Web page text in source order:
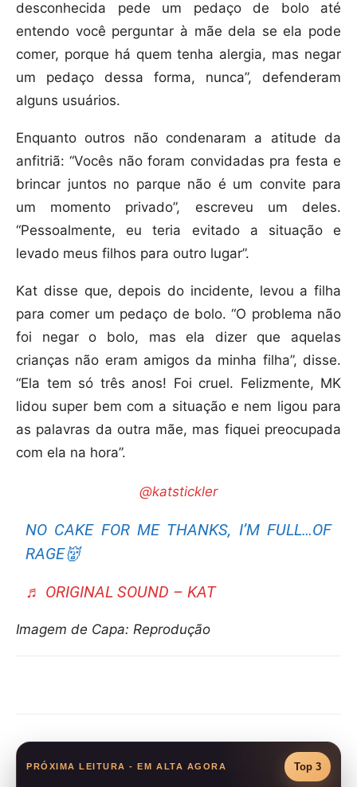
desconhecida pede um pedaço de bolo até
entendo você perguntar à mãe dela se ela pode
comer, porque há quem tenha alergia, mas negar
um pedaço dessa forma, nunca”, defenderam
alguns usuários.
Enquanto outros não condenaram a atitude da
anfitriã: “Vocês não foram convidadas pra festa e
brincar juntos no parque não é um convite para
um momento privado”, escreveu um deles.
“Pessoalmente, eu teria evitado a situação e
levado meus filhos para outro lugar”.
Kat disse que, depois do incidente, levou a filha
para comer um pedaço de bolo. “O problema não
foi negar o bolo, mas ela dizer que aquelas
crianças não eram amigos da minha filha”, disse.
“Ela tem só três anos! Foi cruel. Felizmente, MK
lidou super bem com a situação e nem ligou para
as palavras da outra mãe, mas fiquei preocupada
com ela na hora”.
@katstickler
NO CAKE FOR ME THANKS, I’M FULL…OF
RAGE👹
♬ ORIGINAL SOUND – KAT
Imagem de Capa: Reprodução
PRÓXIMA LEITURA - EM ALTA AGORA Top 3